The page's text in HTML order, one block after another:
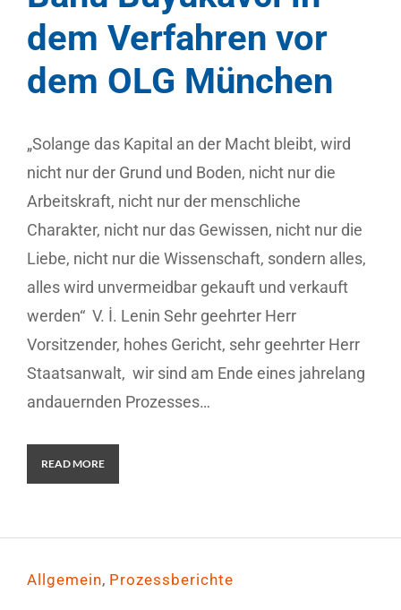
dem Verfahren vor
dem OLG München
„Solange das Kapital an der Macht bleibt, wird
nicht nur der Grund und Boden, nicht nur die
Arbeitskraft, nicht nur der menschliche
Charakter, nicht nur das Gewissen, nicht nur die
Liebe, nicht nur die Wissenschaft, sondern alles,
alles wird unvermeidbar gekauft und verkauft
werden“ V. İ. Lenin Sehr geehrter Herr
Vorsitzender, hohes Gericht, sehr geehrter Herr
Staatsanwalt, wir sind am Ende eines jahrelang
andauernden Prozesses…
READ MORE
Allgemein, Prozessberichte